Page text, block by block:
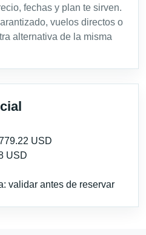
fechas y plan te sirven.
vuelos directos o
alternativa de la misma
USD
USD
validar antes de reservar